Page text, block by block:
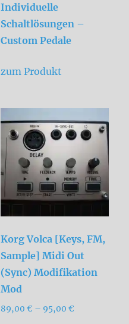
Individuelle
Schaltlösungen –
Custom Pedale
zum Produkt
Korg Volca [Keys, FM,
Sample] Midi Out
(Sync) Modifikation
Mod
89,00 € – 95,00 €